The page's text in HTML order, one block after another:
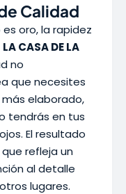
Calidad
oro, la rapidez
LA CASA DE LA
no
que necesites
elaborado,
tendrás en tus
El resultado
refleja un
al detalle
lugares.